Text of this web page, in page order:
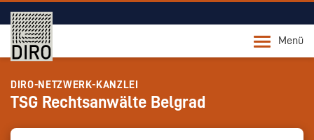
Menü
DIRO-NETZWERK-KANZLEI
TSG Rechtsanwälte Belgrad